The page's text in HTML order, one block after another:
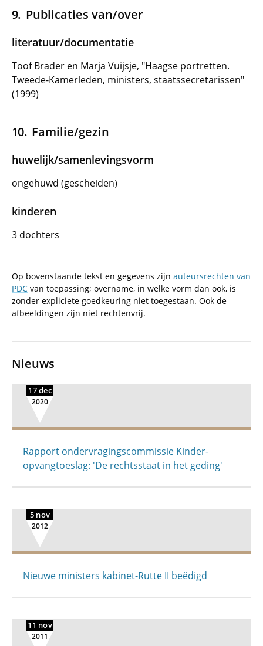
Publicaties van/over
literatuur/documentatie
Toof Brader en Marja Vuijsje, "Haagse portretten.
Tweede-Kamerleden, ministers, staatssecretarissen"
(1999)
Familie/gezin
huwelijk/samenlevingsvorm
ongehuwd (gescheiden)
kinderen
3 dochters
Op bovenstaande tekst en gegevens zijn auteursrechten van
PDC van toepassing; overname, in welke vorm dan ook, is
zonder expliciete goedkeuring niet toegestaan. Ook de
afbeeldingen zijn niet rechtenvrij.
Nieuws
17 dec
2020
Rapport ondervragings­commissie Kinder­
opvang­toeslag: 'De rechtsstaat in het geding'
5 nov
2012
Nieuwe ministers kabinet-Rutte II beëdigd
11 nov
2011